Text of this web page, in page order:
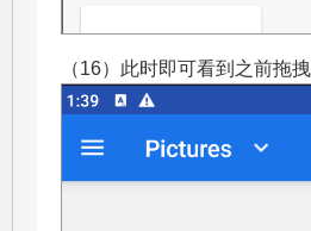
（16）此时即可看到之前拖